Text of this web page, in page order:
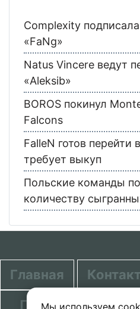
Мы используем
Complexity
«FaNg»
Natus Vincere ведут
«Aleksib»
BOROS покинул
Falcons
FalleN готов перейти
требует выкуп
Польские команды
количеству
Главная
Политика в